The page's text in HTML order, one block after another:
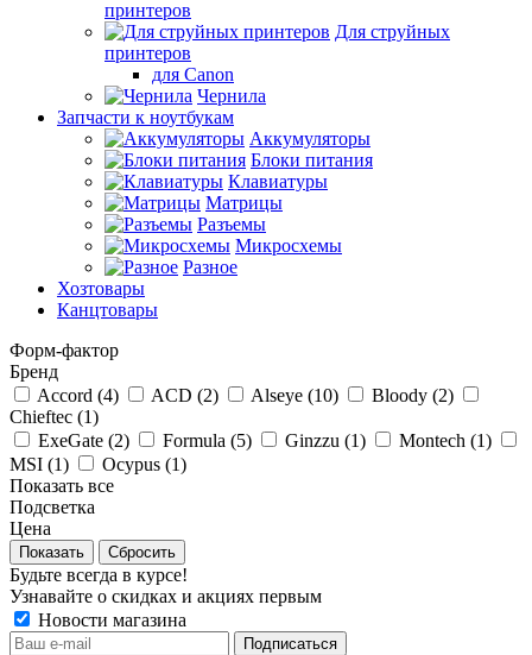
принтеров
Для струйных
принтеров
для Canon
Чернила
Запчасти к ноутбукам
Аккумуляторы
Блоки питания
Клавиатуры
Матрицы
Разъемы
Микросхемы
Разное
Хозтовары
Канцтовары
Форм-фактор
Бренд
Accord (4) ACD (2) Alseye (10) Bloody (2)
Chieftec (1)
ExeGate (2) Formula (5) Ginzzu (1) Montech (1)
MSI (1) Ocypus (1)
Показать все
Подсветка
Цена
Сбросить
Будьте всегда в курсе!
Узнавайте о скидках и акциях первым
Новости магазина